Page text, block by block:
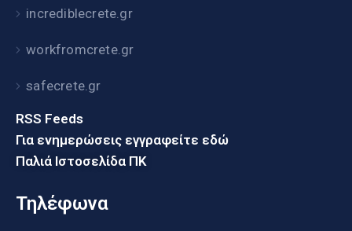
incrediblecrete.gr
workfromcrete.gr
safecrete.gr
RSS Feeds
Για ενημερώσεις εγγραφείτε εδώ
Παλιά Ιστοσελίδα ΠΚ
Τηλέφωνα